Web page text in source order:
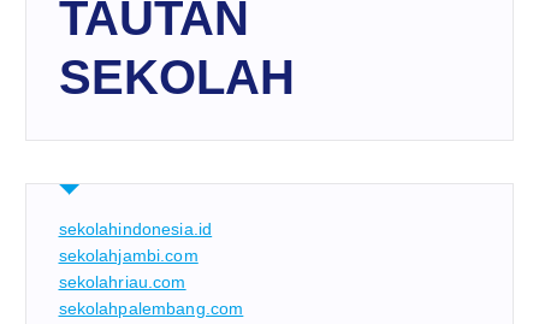
TAUTAN
SEKOLAH
sekolahindonesia.id
sekolahjambi.com
sekolahriau.com
sekolahpalembang.com